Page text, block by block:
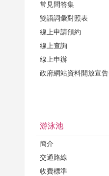
常見問答集
雙語詞彙對照表
線上申請預約
線上查詢
線上申辦
政府網站資料開放宣告
游泳池
簡介
交通路線
收費標準